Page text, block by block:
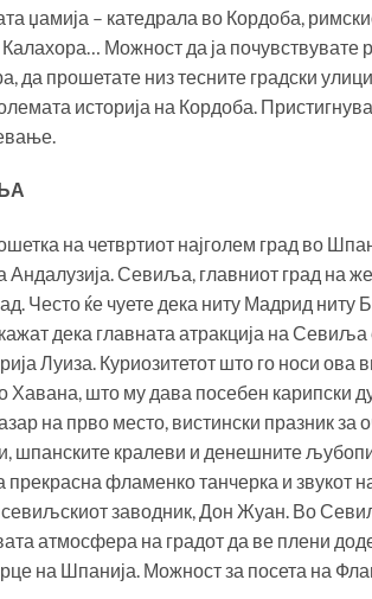
џамија – катедрала во Кордоба,
Можност да ја почувствувате
да прошетате низ тесните градски
историја на Кордоба.
на четвртиот најголем град во
Андалузија. Севиља, главниот град на
Често ќе чуете дека ниту Мадрид ниту
дека главната атракција на
Луиза. Куриозитетот што го носи ова
Хавана, што му дава посебен карипски
на прво место, вистински празник за
шпанските кралеви и денешните
фламенко танчерка и звукот
севиљскиот заводник, Дон Жуан. Во
атмосфера на градот да ве плени
на Шпанија. Можност за посета на